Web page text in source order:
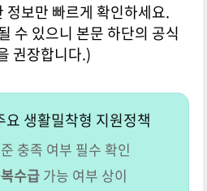
정보만 빠르게 확인하세요.
수 있으니 본문 하단의 공식
권장합니다.)
생활밀착형 지원정책
충족 여부 필수 확인
수급가능 여부 상이